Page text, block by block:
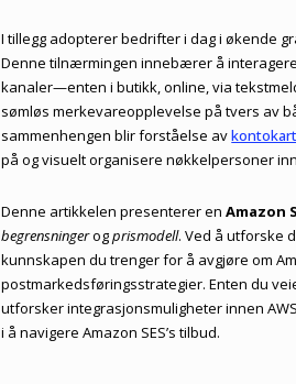
I tillegg adopterer bedrifter i dag i økende
Denne tilnærmingen innebærer å
kanaler—enten i butikk, online, via
sømløs merkevareopplevelse på tvers av
sammenhengen blir forståelse av
på og visuelt organisere nøkkelpersoner
Denne artikkelen presenterer enAmazon
begrensningerogprismodell. Ved å utforske
kunnskapen du trenger for å avgjøre om
postmarkedsføringsstrategier. Enten du
utforsker integrasjonsmuligheter innen
i å navigere Amazon SES’s tilbud.